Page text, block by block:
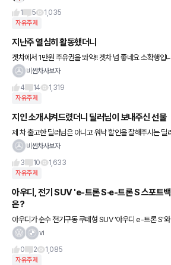
1 5 1,035
자유주제
지난주 열심히 활동했더니
겟차에서 1만원 주유권을 똬악!! 겟차 넘 좋네요 소확행입
비싼차사보자
4
14 1,319
자유주제
지인 소개시켜드렸더니 딜러님이 보내주신 선물
제 차 출고한 딜러님은 아니고 워낙 할인을 잘해주시는 딜
인에게 소개시켜 드렸더니 이렇게 선물을 보내주셨네요^^
비싼차사보자
3
10 1,633
자유주제
아우디, 전기 SUV 'e-트론 S·e-트론 S 스포트
은?
아우디가 순수 전기구동 쿠페형 SUV ‘아우디 e-트론 S'와
-트론 S 스포트백'을 출시하고 오는 28일부터 판매를 시작한
vi
0
2 1,085
자유주제